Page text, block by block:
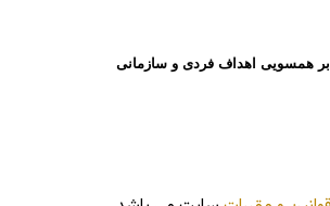
بر همسویی اهداف فردی و سازمانی